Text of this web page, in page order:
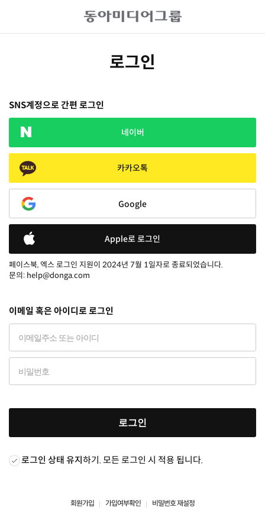
로그인
SNS계정으로 간편 로그인
네이버
카카오톡
Google
Apple로 로그인
페이스북, 엑스 로그인 지원이 2024년 7월 1일자로 종료되었습니다.
문의: help@donga.com
이메일 혹은 아이디로 로그인
로그인
로그인 상태 유지하기. 모든 로그인 시 적용 됩니다.
회원가입 가입여부확인 비밀번호 재설정